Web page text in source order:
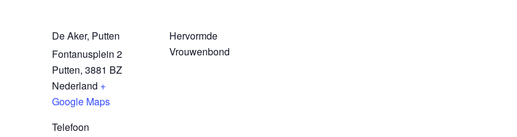
De Aker, Putten
Fontanusplein 2
Putten, 3881 BZ
Nederland +
Google Maps
Telefoon
Hervormde
Vrouwenbond